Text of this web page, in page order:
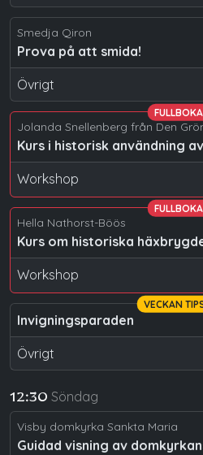
Smedja Qiron
Prova på att smida!
Övrigt
Jolanda Snellenberg från Den
Kurs i historisk användning
Workshop
Hella Nathorst-Böös
Kurs om historiska
Workshop
Invigningsparaden
Övrigt
VECKAN
12:30 Söndag
Visby domkyrka Sankta Maria
Guidad visning av